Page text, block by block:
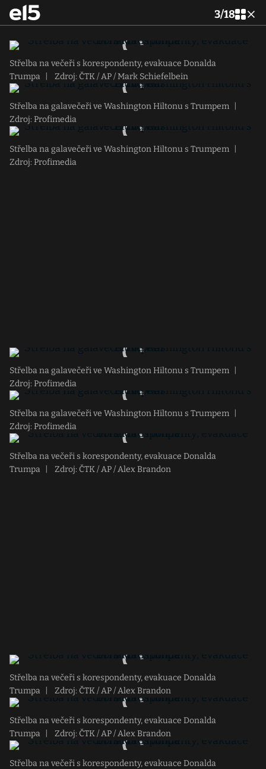
3/18
Střelba na večeři s korespondenty, evakuace Donalda
Trumpa
Zdroj: ČTK / AP / Mark Schiefelbein
Střelba na galavečeři ve Washington Hiltonu s Trumpem
Zdroj: Profimedia
Střelba na galavečeři ve Washington Hiltonu s Trumpem
Zdroj: Profimedia
Střelba na galavečeři ve Washington Hiltonu s Trumpem
Zdroj: Profimedia
Střelba na galavečeři ve Washington Hiltonu s Trumpem
Zdroj: Profimedia
Střelba na večeři s korespondenty, evakuace Donalda
Trumpa
Zdroj: ČTK / AP / Alex Brandon
Střelba na večeři s korespondenty, evakuace Donalda
Trumpa
Zdroj: ČTK / AP / Alex Brandon
Střelba na večeři s korespondenty, evakuace Donalda
Trumpa
Zdroj: ČTK / AP / Alex Brandon
Střelba na večeři s korespondenty, evakuace Donalda